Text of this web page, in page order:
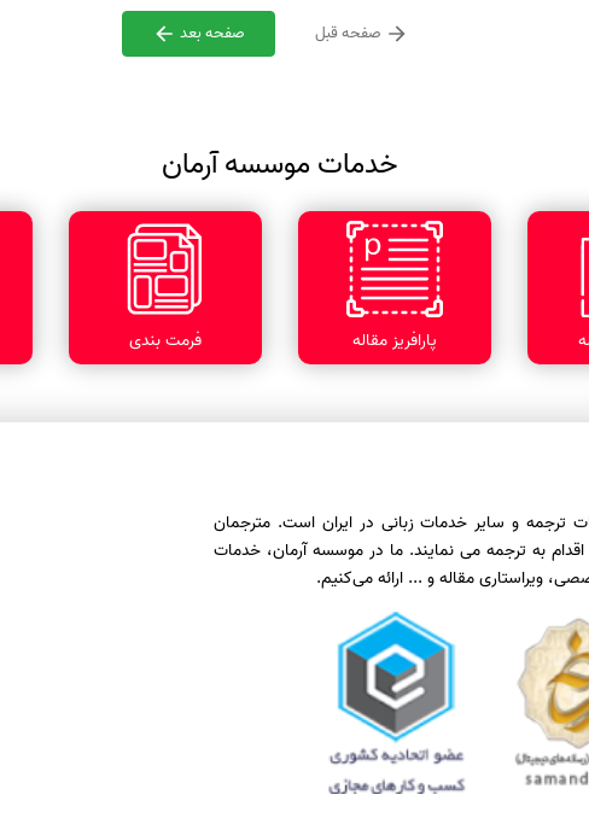
صفحه قبل صفحه بعد
خدمات موسسه آرمان
پارافریز مقاله فرمت بندی
ترجمه و سایر خدمات زبانی در ایران است. مترجمان
به ترجمه می نمایند. ما در موسسه آرمان، خدمات
ویراستاری مقاله و ... ارائه می‌کنیم.